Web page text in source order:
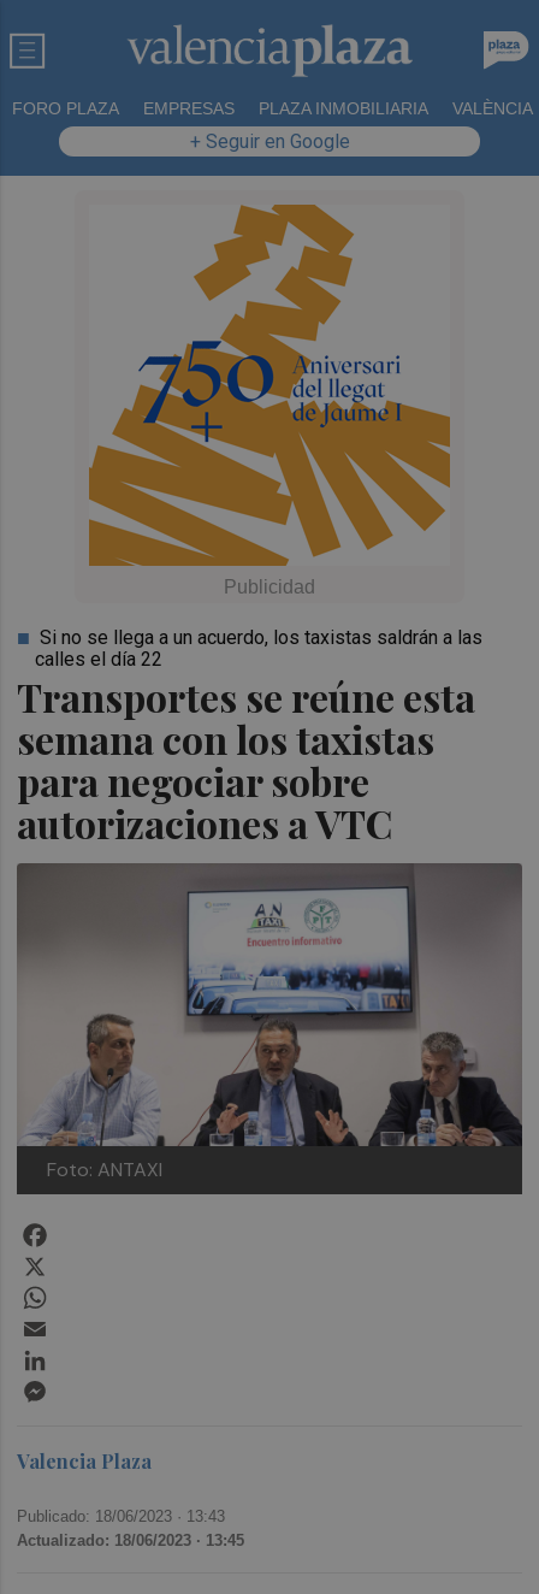
FORO PLAZA EMPRESAS PLAZA INMOBILIARIA VALÈNCIA
+ Seguir en Google
Transportes se reúne esta
semana con los taxistas
para negociar sobre
autorizaciones a VTC
Si no se llega a un acuerdo, los taxistas saldrán a las
calles el día 22
Foto: ANTAXI
Valencia Plaza
Publicado: 18/06/2023 · 13:43
Actualizado: 18/06/2023 · 13:45